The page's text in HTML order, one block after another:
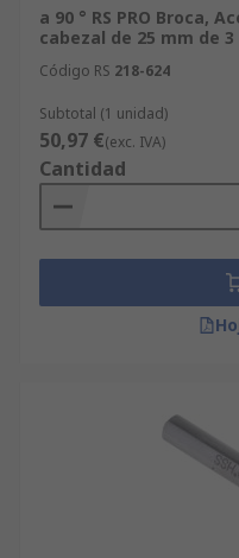
a 90 ° RS PRO Broca,
cabezal de 25 mm de
Código RS 218-624
Subtotal (1 unidad)
50,97 €(exc. IVA)
Cantidad